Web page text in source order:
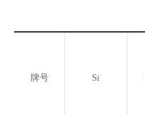
牌号 Si